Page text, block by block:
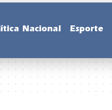
Nacional Esporte